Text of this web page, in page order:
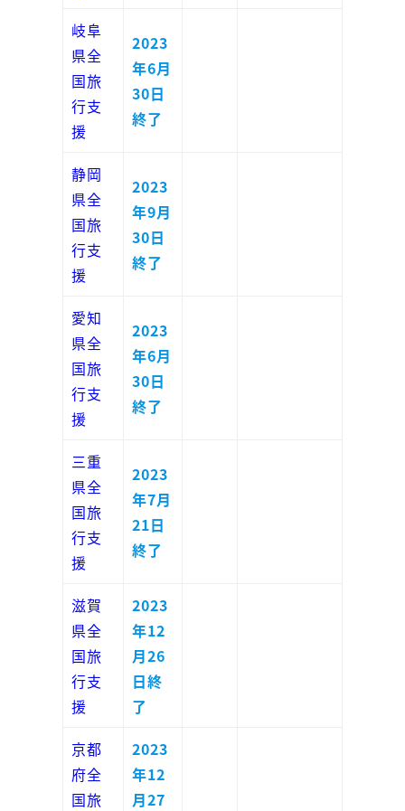
岐阜
県全
国旅
行支
援
2023
年6月
30日
終了
静岡
県全
国旅
行支
援
2023
年9月
30日
終了
愛知
県全
国旅
行支
援
2023
年6月
30日
終了
三重
県全
国旅
行支
援
2023
年7月
21日
終了
滋賀
県全
国旅
行支
援
2023
年12
月26
日終
了
京都
府全
国旅
2023
年12
月27